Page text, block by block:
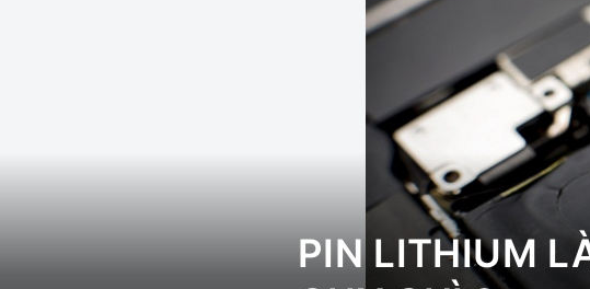
PIN LITHIUM